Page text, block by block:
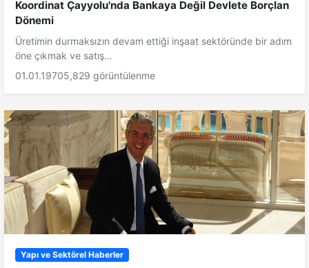
Koordinat Çayyolu'nda Bankaya Değil Devlete Borçlan
Dönemi
Üretimin durmaksızın devam ettiği inşaat sektöründe bir adım
öne çıkmak ve satış...
01.01.19705,829 görüntülenme
Yapı ve Sektörel Haberler